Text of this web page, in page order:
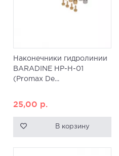
Наконечники гидролинии
BARADINE HP-H-01
(Promax De...
25,00 р.
В корзину